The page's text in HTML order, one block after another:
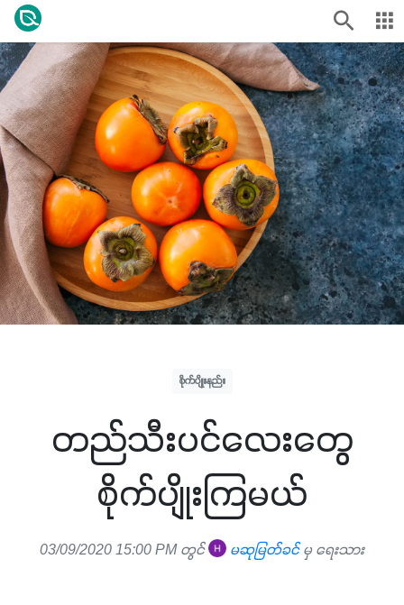
စိုက်ပျိုးနည်း
တည်သီးပင်လေးတွေ
စိုက်ပျိုးကြမယ်
03/09/2020 15:00 PM တွင် မဆုမြတ်ခင်မှ ရေးသား